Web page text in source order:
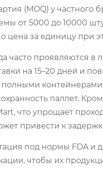
(MOQ) у частного
от 5000 до 10000
цена за единицу при
часто проявляются в
на 15–20 дней и
паллет.
что упрощает
привести к
под нормы FDA и
чтобы их